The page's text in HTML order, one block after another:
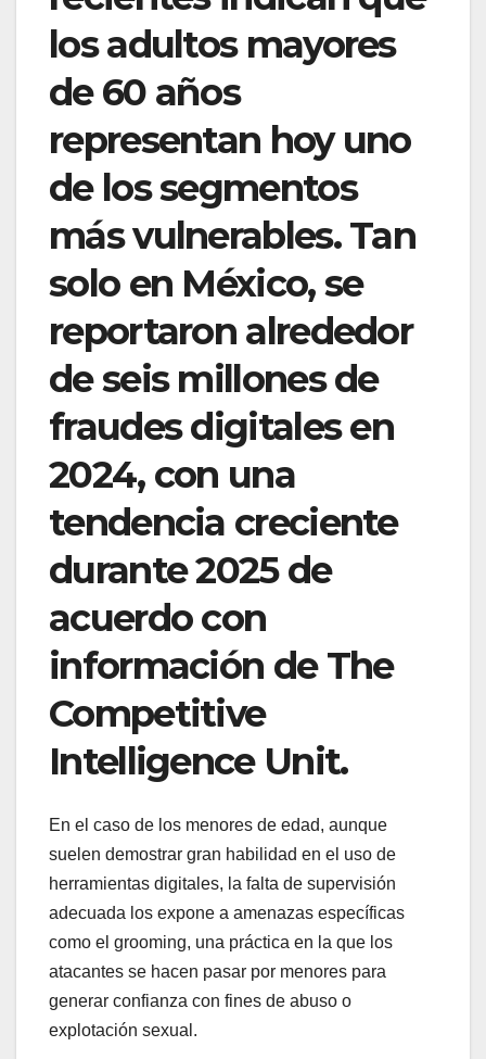
los adultos mayores
de 60 años
representan hoy uno
de los segmentos
más vulnerables. Tan
solo en México, se
reportaron alrededor
de seis millones de
fraudes digitales en
2024, con una
tendencia creciente
durante 2025 de
acuerdo con
información de The
Competitive
Intelligence Unit.
En el caso de los menores de edad, aunque
suelen demostrar gran habilidad en el uso de
herramientas digitales, la falta de supervisión
adecuada los expone a amenazas específicas
como el grooming, una práctica en la que los
atacantes se hacen pasar por menores para
generar confianza con fines de abuso o
explotación sexual.